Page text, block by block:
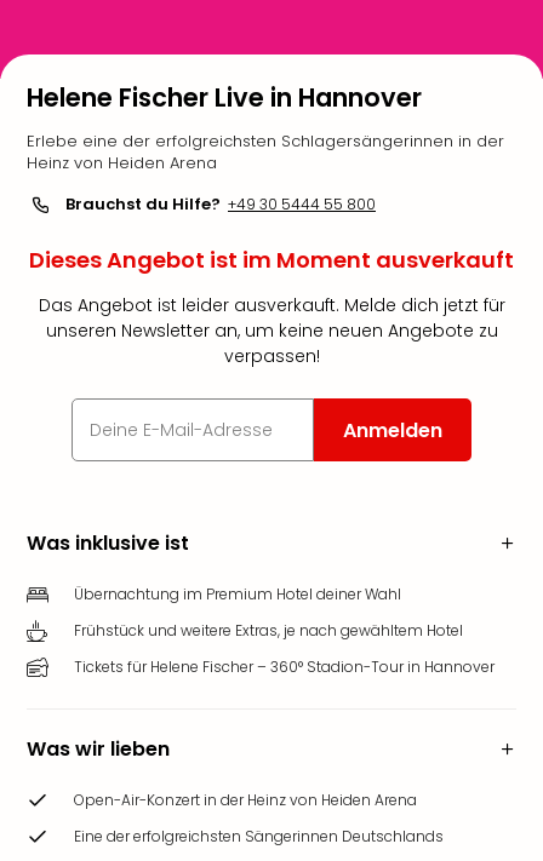
Helene Fischer Live in Hannover
Erlebe eine der erfolgreichsten Schlagersängerinnen in der
Heinz von Heiden Arena
Brauchst du Hilfe? +49 30 5444 55 800
Dieses Angebot ist im Moment ausverkauft
Das Angebot ist leider ausverkauft. Melde dich jetzt für
unseren Newsletter an, um keine neuen Angebote zu
verpassen!
Anmelden
Was inklusive ist
Übernachtung im Premium Hotel deiner Wahl
Frühstück und weitere Extras, je nach gewähltem Hotel
Tickets für Helene Fischer – 360° Stadion-Tour in Hannover
Was wir lieben
Open-Air-Konzert in der Heinz von Heiden Arena
Eine der erfolgreichsten Sängerinnen Deutschlands